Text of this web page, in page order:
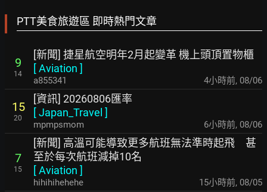
PTT美食旅遊區 即時熱門文章
9
14
[新聞] 捷星航空明年2月起變革 機上頭頂置物櫃
[Aviation ]
a855341 4小時前, 08/06
15
20
[資訊] 20260806匯率
[Japan_Travel ]
mpmpsmom 6小時前, 08/06
7
15
[新聞] 高溫可能導致更多航班無法準時起飛 甚
至於每次航班減掉10名
[Aviation ]
hihihihehehe 15小時前, 08/05